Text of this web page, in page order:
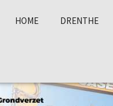
HOME DRENTHE